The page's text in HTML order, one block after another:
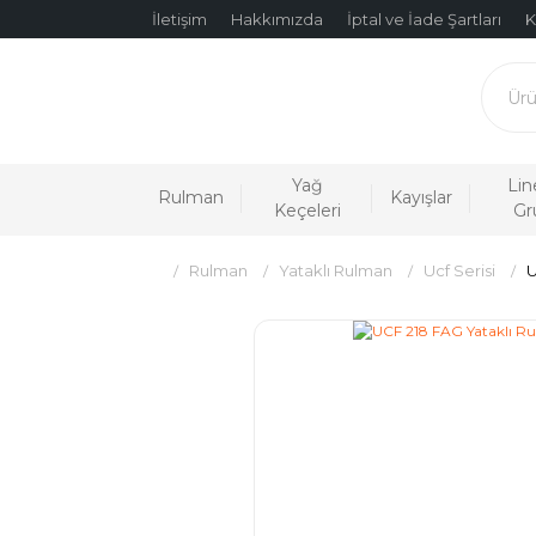
İletişim Hakkımızda İptal ve İade Şartları
Rulman
Yağ
Keçeleri
Kayışlar
Rulman Yataklı Rulman Ucf Serisi